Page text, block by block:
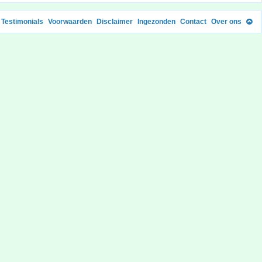
Testimonials Voorwaarden Disclaimer Ingezonden Contact Over ons